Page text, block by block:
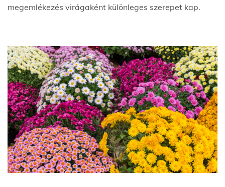
megemlékezés virágaként különleges szerepet kap.